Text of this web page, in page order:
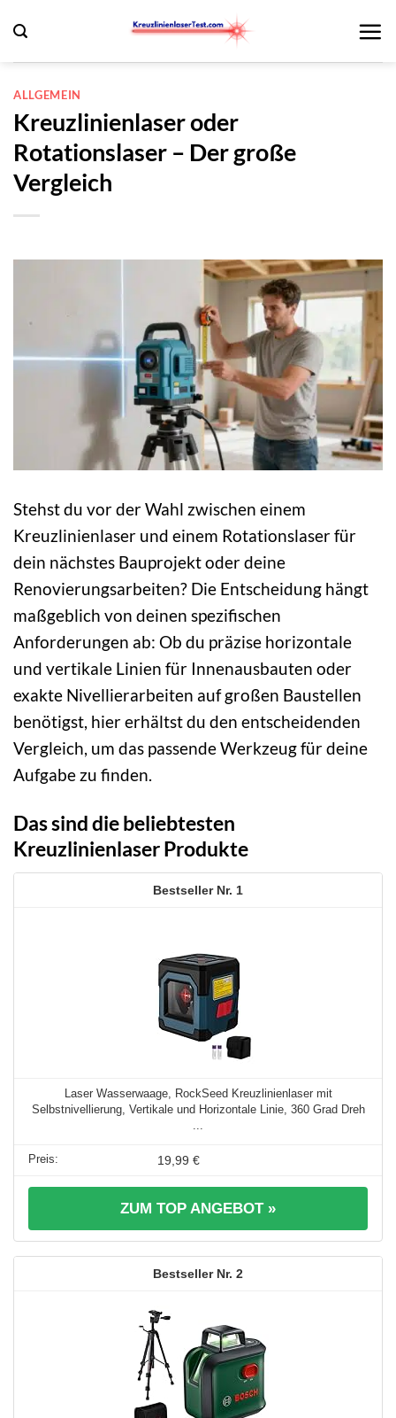
Inhalt
springen
ALLGEMEIN
Kreuzlinienlaser oder
Rotationslaser – Der große
Vergleich
Stehst du vor der Wahl zwischen einem
Kreuzlinienlaser und einem Rotationslaser für
dein nächstes Bauprojekt oder deine
Renovierungsarbeiten? Die Entscheidung hängt
maßgeblich von deinen spezifischen
Anforderungen ab: Ob du präzise horizontale
und vertikale Linien für Innenausbauten oder
exakte Nivellierarbeiten auf großen Baustellen
benötigst, hier erhältst du den entscheidenden
Vergleich, um das passende Werkzeug für deine
Aufgabe zu finden.
Das sind die beliebtesten
Kreuzlinienlaser Produkte
1
Laser Wasserwaage, RockSeed Kreuzlinienlaser mit
Selbstnivellierung, Vertikale und Horizontale Linie, 360 Grad Dreh
19,99 €
ZUM TOP ANGEBOT »
2